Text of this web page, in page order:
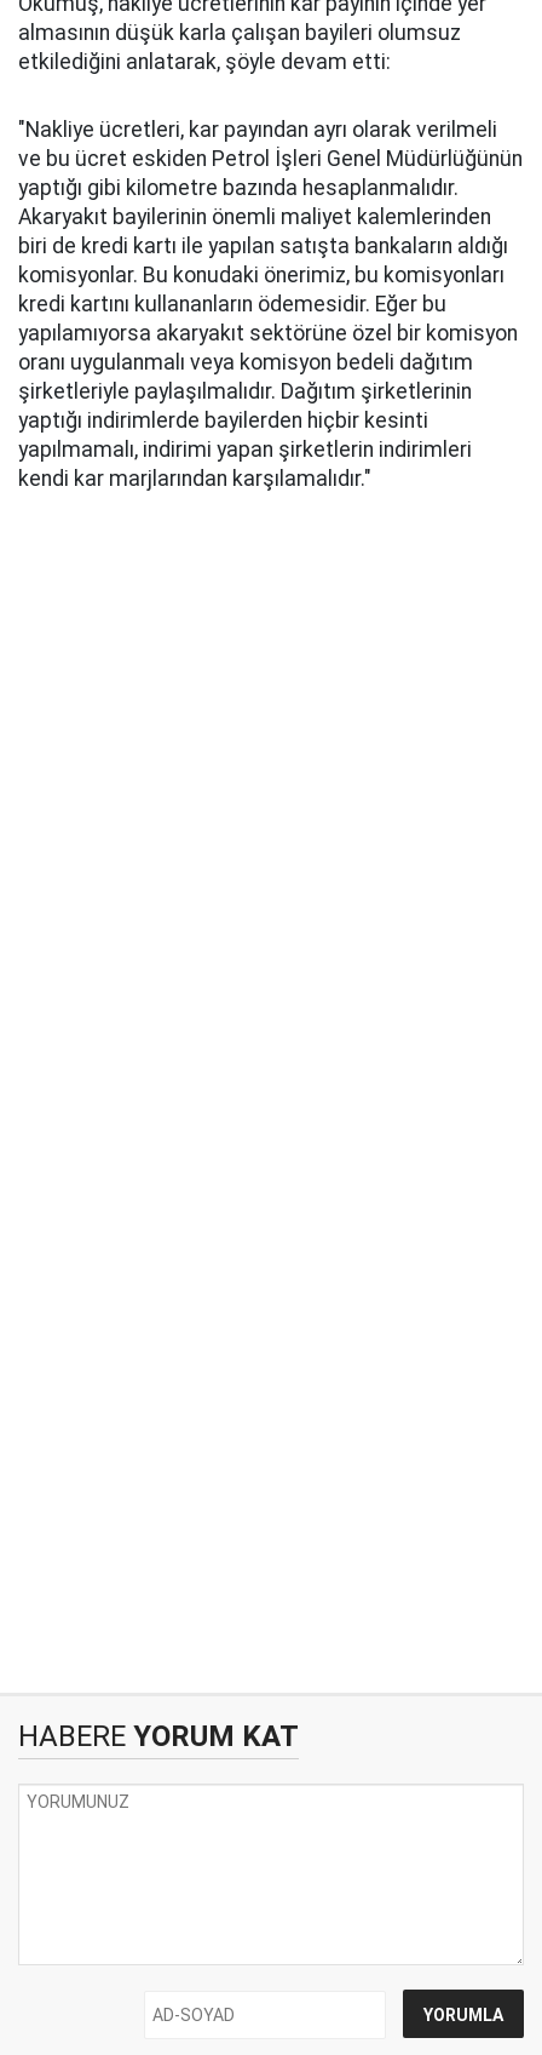
almasının düşük karla çalışan bayileri olumsuz
etkilediğini anlatarak, şöyle devam etti:
"Nakliye ücretleri, kar payından ayrı olarak verilmeli
ve bu ücret eskiden Petrol İşleri Genel Müdürlüğünün
yaptığı gibi kilometre bazında hesaplanmalıdır.
Akaryakıt bayilerinin önemli maliyet kalemlerinden
biri de kredi kartı ile yapılan satışta bankaların aldığı
komisyonlar. Bu konudaki önerimiz, bu komisyonları
kredi kartını kullananların ödemesidir. Eğer bu
yapılamıyorsa akaryakıt sektörüne özel bir komisyon
oranı uygulanmalı veya komisyon bedeli dağıtım
şirketleriyle paylaşılmalıdır. Dağıtım şirketlerinin
yaptığı indirimlerde bayilerden hiçbir kesinti
yapılmamalı, indirimi yapan şirketlerin indirimleri
kendi kar marjlarından karşılamalıdır."
HABERE YORUM KAT